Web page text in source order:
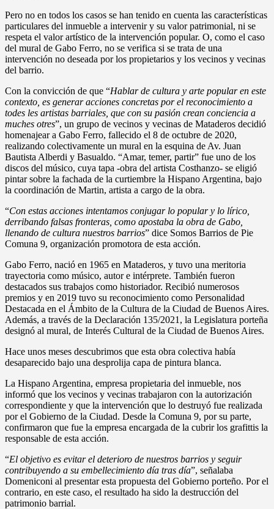
Pero no en todos los casos se han tenido en cuenta las características
particulares del inmueble a intervenir y su valor patrimonial, ni se
respeta el valor artístico de la intervención popular. O, como el caso
del mural de Gabo Ferro, no se verifica si se trata de una
intervención no deseada por los propietarios y los vecinos y vecinas
del barrio.
Con la convicción de que “Hablar de cultura y arte popular en este
contexto, es generar acciones concretas por el reconocimiento a
todes les artistas barriales, que con su pasión crean conciencia a
muches otres”, un grupo de vecinos y vecinas de Mataderos decidió
homenajear a Gabo Ferro, fallecido el 8 de octubre de 2020,
realizando colectivamente un mural en la esquina de Av. Juan
Bautista Alberdi y Basualdo. “Amar, temer, partir” fue uno de los
discos del músico, cuya tapa -obra del artista Costhanzo- se eligió
pintar sobre la fachada de la curtiembre la Hispano Argentina, bajo
la coordinación de Martin, artista a cargo de la obra.
“Con estas acciones intentamos conjugar lo popular y lo lírico,
derribando falsas fronteras, como apostaba la obra de Gabo,
llenando de cultura nuestros barrios” dice Somos Barrios de Pie
Comuna 9, organización promotora de esta acción.
Gabo Ferro, nació en 1965 en Mataderos, y tuvo una meritoria
trayectoria como músico, autor e intérprete. También fueron
destacados sus trabajos como historiador. Recibió numerosos
premios y en 2019 tuvo su reconocimiento como Personalidad
Destacada en el Ámbito de la Cultura de la Ciudad de Buenos Aires.
Además, a través de la Declaración 135/2021, la Legislatura porteña
designó al mural, de Interés Cultural de la Ciudad de Buenos Aires.
Hace unos meses descubrimos que esta obra colectiva había
desaparecido bajo una desprolija capa de pintura blanca.
La Hispano Argentina, empresa propietaria del inmueble, nos
informó que los vecinos y vecinas trabajaron con la autorización
correspondiente y que la intervención que lo destruyó fue realizada
por el Gobierno de la Ciudad. Desde la Comuna 9, por su parte,
confirmaron que fue la empresa encargada de la cubrir los grafittis la
responsable de esta acción.
“El objetivo es evitar el deterioro de nuestros barrios y seguir
contribuyendo a su embellecimiento día tras día”, señalaba
Domeniconi al presentar esta propuesta del Gobierno porteño. Por el
contrario, en este caso, el resultado ha sido la destrucción del
patrimonio barrial.